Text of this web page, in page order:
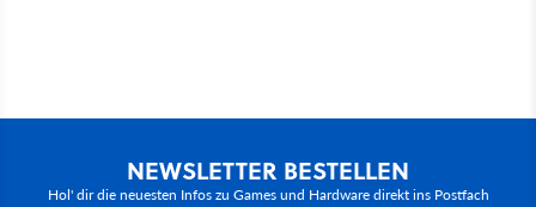
NEWSLETTER BESTELLEN
Hol' dir die neuesten Infos zu Games und Hardware direkt ins Postfach